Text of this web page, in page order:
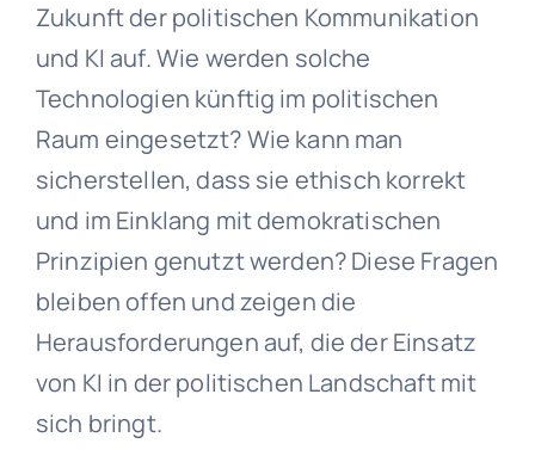
Zukunft der politischen Kommunikation
und KI auf. Wie werden solche
Technologien künftig im politischen
Raum eingesetzt? Wie kann man
sicherstellen, dass sie ethisch korrekt
und im Einklang mit demokratischen
Prinzipien genutzt werden? Diese Fragen
bleiben offen und zeigen die
Herausforderungen auf, die der Einsatz
von KI in der politischen Landschaft mit
sich bringt.